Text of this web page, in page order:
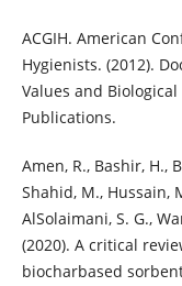
ACGIH. American
Hygienists. (2012).
Values and
Publications.
Amen, R., Bashir, H.,
Shahid, M., Hussain,
AlSolaimani, S. G.,
(2020). A critical
biocharbased